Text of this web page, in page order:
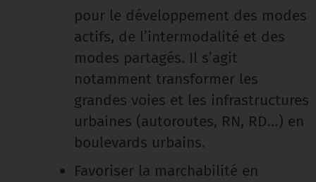
pour le développement des modes
actifs, de l’intermodalité et des
modes partagés. Il s’agit
notamment transformer les
grandes voies et les infrastructures
urbaines (autoroutes, RN, RD…) en
boulevards urbains.
Favoriser la marchabilité en